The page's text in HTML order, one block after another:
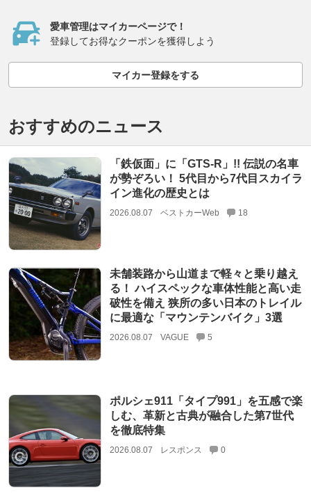
愛車管理はマイカーページで！
登録してお得なクーポンを獲得しよう
マイカー登録をする
おすすめのニュース
「鉄仮面」に「GTS-R」!! 伝説の名車
が勢ぞろい！ 5代目から7代目スカイラ
イン進化の歴史とは
2026.08.07 ベストカーWeb 18
未舗装路から山道まで軽々と乗り越え
る！ ハイスペックな車体性能と高い走
破性を備え 狭所の多い日本のトレイル
に最適な「マウンテンバイク」3選
2026.08.07 VAGUE 5
ポルシェ911「タイプ991」を五感で楽
しむ、革新と古典が融合した第7世代
を徹底特集
2026.08.07 レスポンス 0